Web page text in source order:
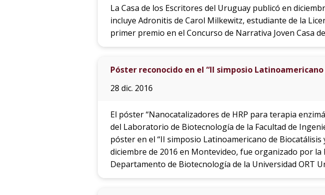
La Casa de los Escritores del Uruguay publicó en
incluye Adronitis de Carol Milkewitz, estudiante de la
primer premio en el Concurso de Narrativa Joven Casa
Póster reconocido en el “II simposio
28 dic. 2016
El póster “Nanocatalizadores de HRP para terapia
del Laboratorio de Biotecnología de la Facultad de
póster en el “II simposio Latinoamericano de
diciembre de 2016 en Montevideo, fue organizado por la
Departamento de Biotecnología de la Universidad ORT